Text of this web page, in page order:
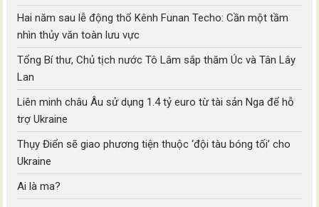
Hai năm sau lễ động thổ Kênh Funan Techo: Cần một tầm
nhìn thủy văn toàn lưu vực
Tổng Bí thư, Chủ tịch nước Tô Lâm sắp thăm Úc và Tân Lây
Lan
Liên minh châu Âu sử dụng 1.4 tỷ euro từ tài sản Nga để hỗ
trợ Ukraine
Thụy Điển sẽ giao phương tiện thuộc ‘đội tàu bóng tối’ cho
Ukraine
Ai là ma?